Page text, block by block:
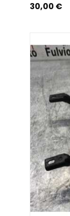
Prix
30,00 €